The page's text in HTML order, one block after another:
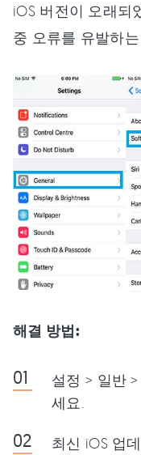
iOS 버전이 오래되
중 오류를 유발하
해결 방법:
설정 > 일반
세요.
최신 iOS 업